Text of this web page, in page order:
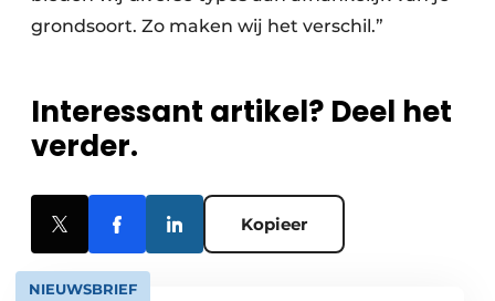
grondsoort. Zo maken wij het verschil.”
Interessant artikel? Deel het
verder.
Kopieer
NIEUWSBRIEF